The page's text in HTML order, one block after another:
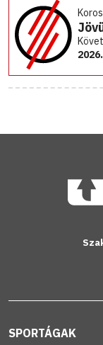
SPORTÁGAK